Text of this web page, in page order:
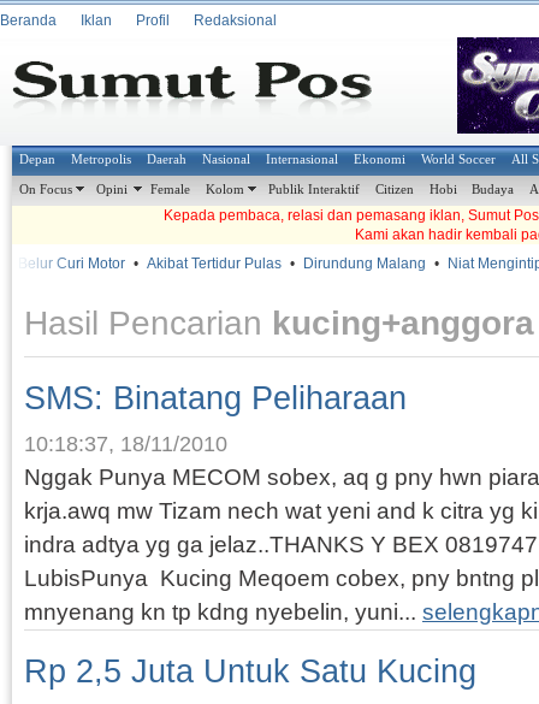
Beranda Iklan Profil Redaksional
Depan Metropolis Daerah Nasional Internasional Ekonomi World Soccer All
On Focus Opini Female Kolom Publik Interaktif Citizen Hobi Budaya
Kepada pembaca, relasi dan pemasang iklan, Sumut
Kami akan hadir kembali
Belur Curi Motor • Akibat Tertidur Pulas • Dirundung Malang • Niat Mengintip,
Hasil Pencarian kucing+anggora
SMS: Binatang Peliharaan
10:18:37, 18/11/2010
Nggak Punya MECOM sobex, aq g pny hwn
krja.awq mw Tizam nech wat yeni and k citra yg
indra adtya yg ga jelaz..THANKS Y BEX
LubisPunya Kucing Meqoem cobex, pny bntng
mnyenang kn tp kdng nyebelin, yuni...
Rp 2,5 Juta Untuk Satu Kucing